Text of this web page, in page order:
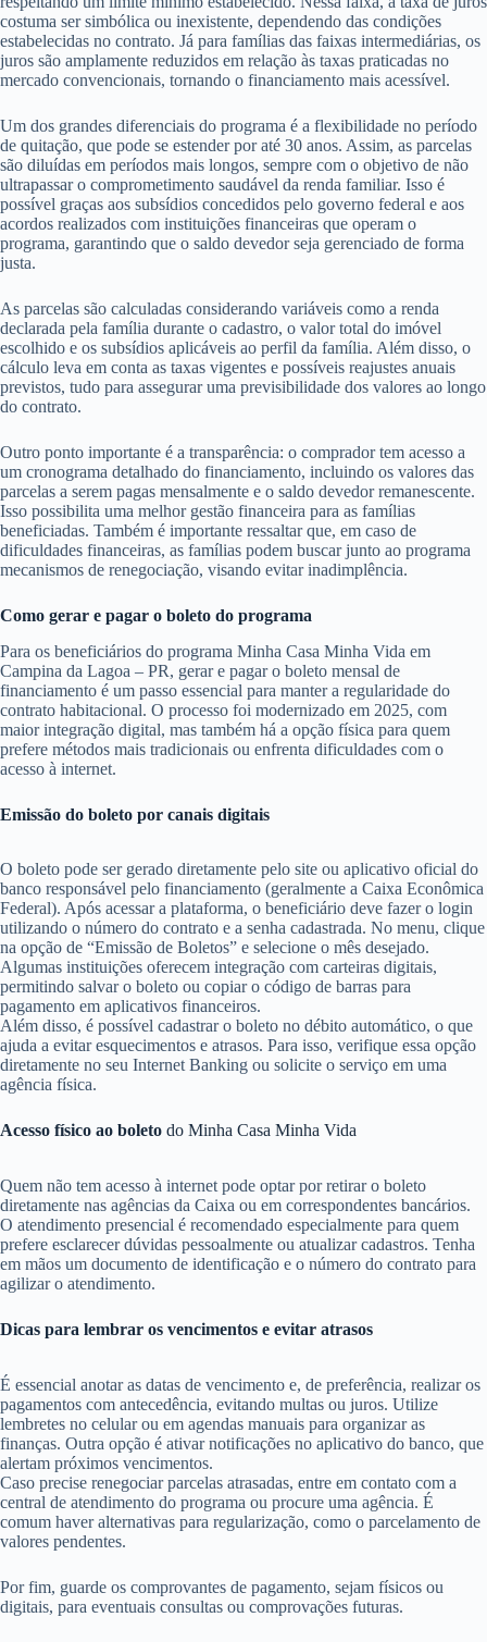
costuma ser simbólica ou inexistente, dependendo das condições
estabelecidas no contrato. Já para famílias das faixas intermediárias, os
juros são amplamente reduzidos em relação às taxas praticadas no
mercado convencionais, tornando o financiamento mais acessível.
Um dos grandes diferenciais do programa é a flexibilidade no período
de quitação, que pode se estender por até 30 anos. Assim, as parcelas
são diluídas em períodos mais longos, sempre com o objetivo de não
ultrapassar o comprometimento saudável da renda familiar. Isso é
possível graças aos subsídios concedidos pelo governo federal e aos
acordos realizados com instituições financeiras que operam o
programa, garantindo que o saldo devedor seja gerenciado de forma
justa.
As parcelas são calculadas considerando variáveis como a renda
declarada pela família durante o cadastro, o valor total do imóvel
escolhido e os subsídios aplicáveis ao perfil da família. Além disso, o
cálculo leva em conta as taxas vigentes e possíveis reajustes anuais
previstos, tudo para assegurar uma previsibilidade dos valores ao longo
do contrato.
Outro ponto importante é a transparência: o comprador tem acesso a
um cronograma detalhado do financiamento, incluindo os valores das
parcelas a serem pagas mensalmente e o saldo devedor remanescente.
Isso possibilita uma melhor gestão financeira para as famílias
beneficiadas. Também é importante ressaltar que, em caso de
dificuldades financeiras, as famílias podem buscar junto ao programa
mecanismos de renegociação, visando evitar inadimplência.
Como gerar e pagar o boleto do programa
Para os beneficiários do programa Minha Casa Minha Vida em
Campina da Lagoa – PR, gerar e pagar o boleto mensal de
financiamento é um passo essencial para manter a regularidade do
contrato habitacional. O processo foi modernizado em 2025, com
maior integração digital, mas também há a opção física para quem
prefere métodos mais tradicionais ou enfrenta dificuldades com o
acesso à internet.
Emissão do boleto por canais digitais
O boleto pode ser gerado diretamente pelo site ou aplicativo oficial do
banco responsável pelo financiamento (geralmente a Caixa Econômica
Federal). Após acessar a plataforma, o beneficiário deve fazer o login
utilizando o número do contrato e a senha cadastrada. No menu, clique
na opção de “Emissão de Boletos” e selecione o mês desejado.
Algumas instituições oferecem integração com carteiras digitais,
permitindo salvar o boleto ou copiar o código de barras para
pagamento em aplicativos financeiros.
Além disso, é possível cadastrar o boleto no débito automático, o que
ajuda a evitar esquecimentos e atrasos. Para isso, verifique essa opção
diretamente no seu Internet Banking ou solicite o serviço em uma
agência física.
Acesso físico ao boleto do Minha Casa Minha Vida
Quem não tem acesso à internet pode optar por retirar o boleto
diretamente nas agências da Caixa ou em correspondentes bancários.
O atendimento presencial é recomendado especialmente para quem
prefere esclarecer dúvidas pessoalmente ou atualizar cadastros. Tenha
em mãos um documento de identificação e o número do contrato para
agilizar o atendimento.
Dicas para lembrar os vencimentos e evitar atrasos
É essencial anotar as datas de vencimento e, de preferência, realizar os
pagamentos com antecedência, evitando multas ou juros. Utilize
lembretes no celular ou em agendas manuais para organizar as
finanças. Outra opção é ativar notificações no aplicativo do banco, que
alertam próximos vencimentos.
Caso precise renegociar parcelas atrasadas, entre em contato com a
central de atendimento do programa ou procure uma agência. É
comum haver alternativas para regularização, como o parcelamento de
valores pendentes.
Por fim, guarde os comprovantes de pagamento, sejam físicos ou
digitais, para eventuais consultas ou comprovações futuras.